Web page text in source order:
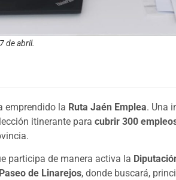
de abril.
emprendido la Ruta Jaén Emplea. Una
itinerante para cubrir 300
participa de manera activa la
Paseo de Linarejos, donde buscará,